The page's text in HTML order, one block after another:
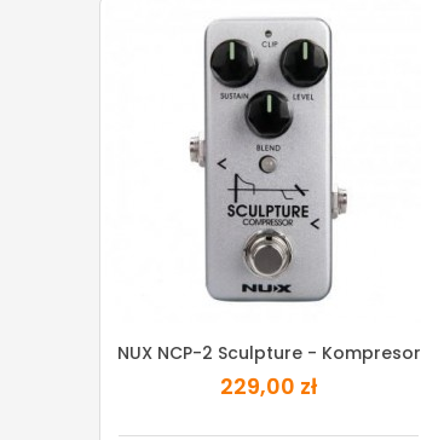
NUX NCP-2 Sculpture - Kompresor
229,00 zł